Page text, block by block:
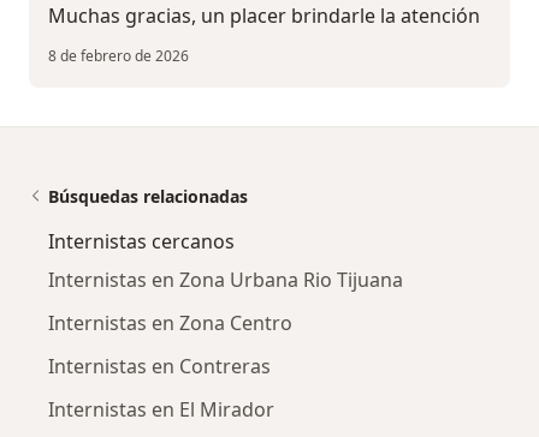
Muchas gracias, un placer brindarle la atención
8 de febrero de 2026
Búsquedas relacionadas
Internistas cercanos
Internistas en Zona Urbana Rio Tijuana
Internistas en Zona Centro
Internistas en Contreras
Internistas en El Mirador